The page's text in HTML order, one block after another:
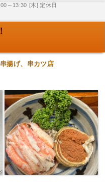
～13:30 [木] 定休日
串揚げ、串カツ店